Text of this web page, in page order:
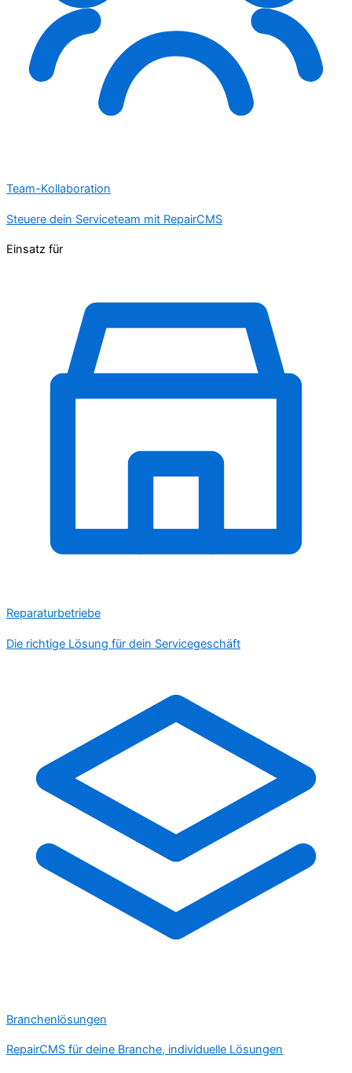
Team-Kollaboration
Steuere dein Serviceteam mit RepairCMS
Einsatz für
Reparaturbetriebe
Die richtige Lösung für dein Servicegeschäft
Branchenlösungen
RepairCMS für deine Branche, individuelle Lösungen